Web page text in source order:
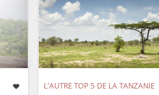
L’AUTRE TOP 5 DE LA TANZANIE